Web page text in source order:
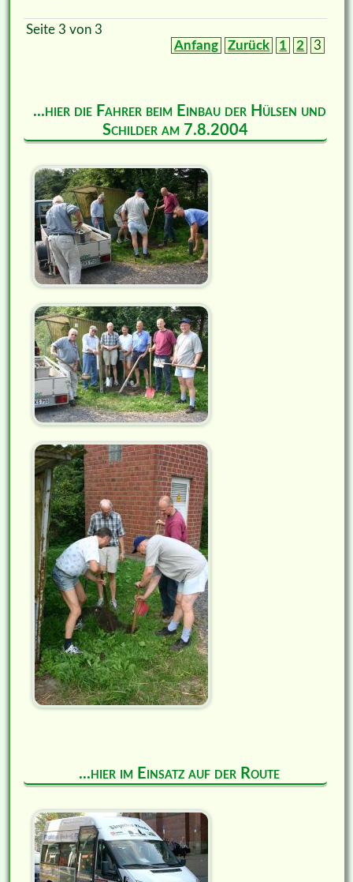
Seite 3 von 3
Anfang
Zurück 1 2 3
...hier die Fahrer beim Einbau der Hülsen und
Schilder am 7.8.2004
...hier im Einsatz auf der Route